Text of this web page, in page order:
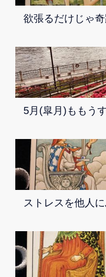
欲張るだけじゃ奇
5月(皐月)ももう
ストレスを他人